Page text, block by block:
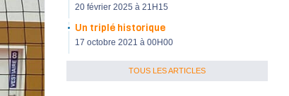
20 février 2025 à 21H15
Un triplé historique
17 octobre 2021 à 00H00
TOUS LES ARTICLES